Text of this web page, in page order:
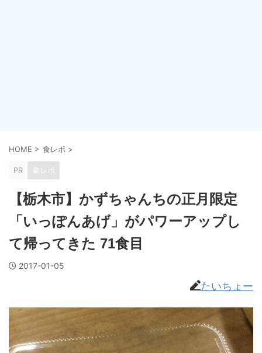
HOME > 食レポ >
PR 食レポ
【栃木市】かずちゃんちの正月限定
「いっぽんあげ」がパワーアップし
て帰ってきた 71食目
2017-01-05
たいちょー